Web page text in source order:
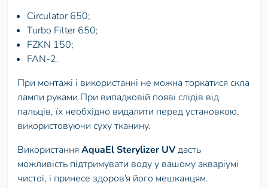
Circulator 650;
Turbo Filter 650;
FZKN 150;
FAN-2.
При монтажі і використанні не можна торкатися скла
лампи руками.При випадковій появі слідів від
пальців, їх необхідно видалити перед установкою,
використовуючи суху тканину.
ВикористанняAquaEl Sterylizer UVдасть
можливість підтримувати воду у вашому акваріумі
чистої, і принесе здоров'я його мешканцям.